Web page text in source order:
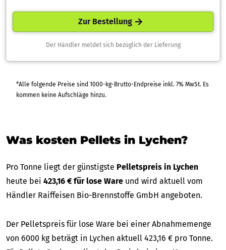
Zur Bestellung
Der Händler meldet sich bezüglich der Lieferung
*Alle folgende Preise sind 1000-kg-Brutto-Endpreise inkl. 7% MwSt. Es
kommen keine Aufschläge hinzu.
Was kosten Pellets in Lychen?
Pro Tonne liegt der günstigste Pelletspreis in Lychen
heute bei 423,16 € für lose Ware und wird aktuell vom
Händler Raiffeisen Bio-Brennstoffe GmbH angeboten.
Der Pelletspreis für lose Ware bei einer Abnahmemenge
von 6000 kg beträgt in Lychen aktuell 423,16 € pro Tonne.